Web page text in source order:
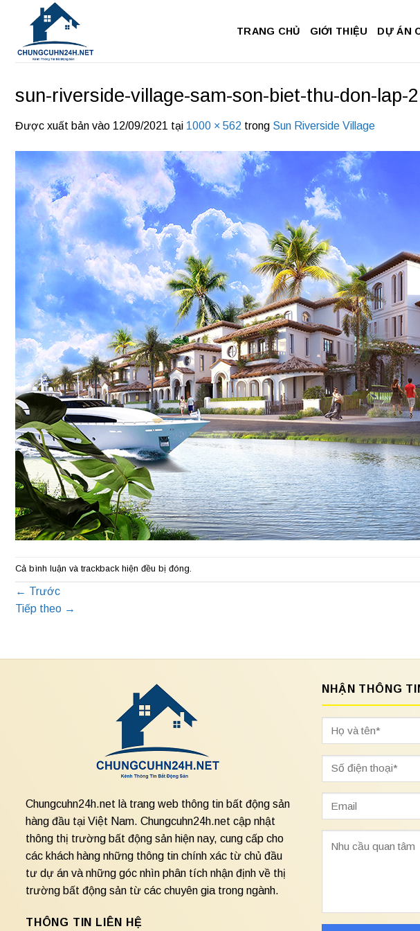
dung
TRANG CHỦ GIỚI THIỆU DỰ ÁN
sun-riverside-village-sam-son-biet-thu-don-lap-2
Được xuất bản vào 12/09/2021 tại 1000 × 562 trong Sun Riverside Village
Cả bình luận và trackback hiện đều bị đóng.
← Trước
Tiếp theo →
Chungcuhn24h.net là trang web thông tin bất động sản
hàng đầu tại Việt Nam. Chungcuhn24h.net cập nhật
thông thị trường bất động sản hiện nay, cung cấp cho
các khách hàng những thông tin chính xác từ chủ đầu
tư dự án và những góc nhìn phân tích nhận định về thị
trường bất động sản từ các chuyên gia trong ngành.
THÔNG TIN LIÊN HỆ
NHẬN THÔNG